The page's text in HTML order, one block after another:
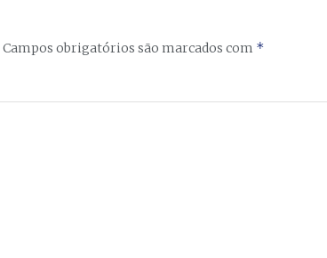
Campos obrigatórios são marcados com *